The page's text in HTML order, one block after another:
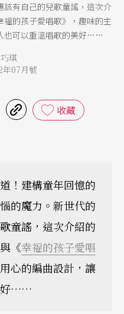
有自己的兒歌童謠，這次介
的孩子愛唱歌》，趣味的主
也可以重溫唱歌的美好……
琪
07月號
收藏
！建構童年回憶的
的魔力。新世代的
童謠，這次介紹的
《幸福的孩子愛唱
心的編曲設計，讓
好……